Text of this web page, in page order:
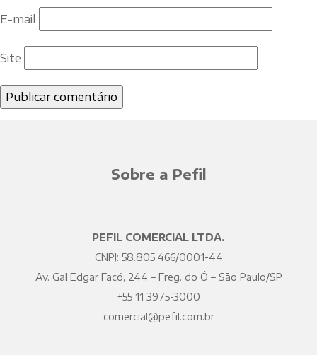
E-mail
Site
Sobre a Pefil
PEFIL COMERCIAL LTDA.
CNPJ: 58.805.466/0001-44
Av. Gal Edgar Facó, 244 – Freg. do Ó – São Paulo/SP
+55 11 3975-3000
comercial@pefil.com.br